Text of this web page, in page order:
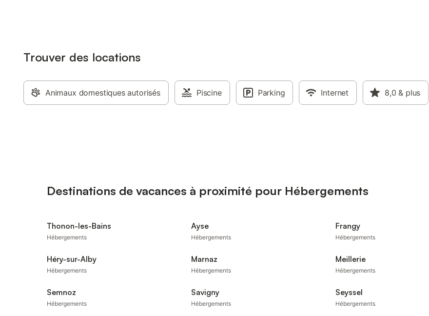
Trouver des locations
Animaux domestiques autorisés Piscine Parking Internet 8,0 & plus
Destinations de vacances à proximité pour Hébergements
Thonon-les-Bains
Hébergements
Ayse
Hébergements
Frangy
Hébergements
Héry-sur-Alby
Hébergements
Marnaz
Hébergements
Meillerie
Hébergements
Semnoz
Hébergements
Savigny
Hébergements
Seyssel
Hébergements